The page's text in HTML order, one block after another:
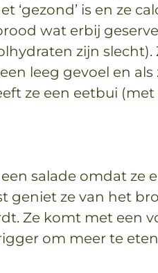
‘gezond’ is en ze
wat erbij
zijn slecht).
leeg gevoel en als
ze een eetbui
salade omdat ze
geniet ze van het
Ze komt met een
om meer te